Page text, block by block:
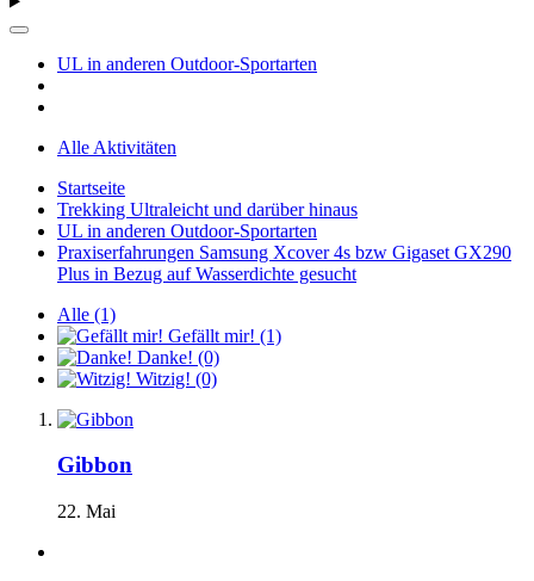
UL in anderen Outdoor-Sportarten
Alle Aktivitäten
Startseite
Trekking Ultraleicht und darüber hinaus
UL in anderen Outdoor-Sportarten
Praxiserfahrungen Samsung Xcover 4s bzw Gigaset GX290
Plus in Bezug auf Wasserdichte gesucht
Alle (1)
Gefällt mir! (1)
Danke! (0)
Witzig! (0)
Gibbon
22. Mai